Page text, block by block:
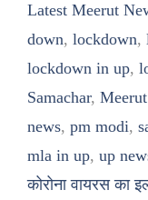
Latest Meerut
down, lockdown,
lockdown in up,
Samachar,
news, pm modi,
mla in up, up
कोरोना वायरस का